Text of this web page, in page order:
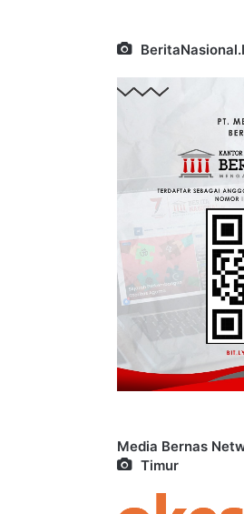
Media Bernas
Timur